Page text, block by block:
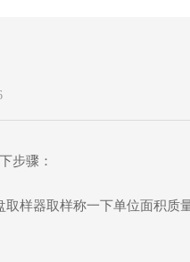
步骤：
样器取样称一下单位面积质